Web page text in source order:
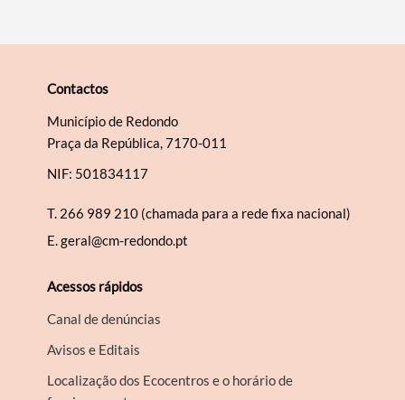
Contactos
Município de Redondo
Praça da República, 7170-011
NIF: 501834117
T. 266 989 210 (chamada para a rede fixa nacional)
E.geral@cm-redondo.pt
Acessos rápidos
Canal de denúncias
Avisos e Editais
Localização dos Ecocentros e o horário de